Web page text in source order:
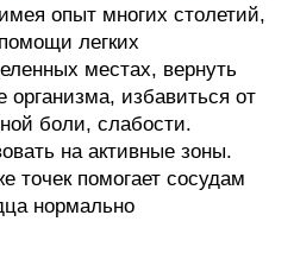
опыт многих столетий,
легких
местах, вернуть
избавиться от
боли, слабости.
на активные зоны.
точек помогает сосудам
нормально